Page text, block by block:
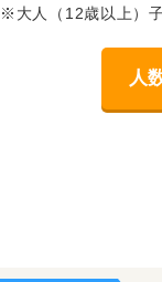
※大人（12歳以上）
人